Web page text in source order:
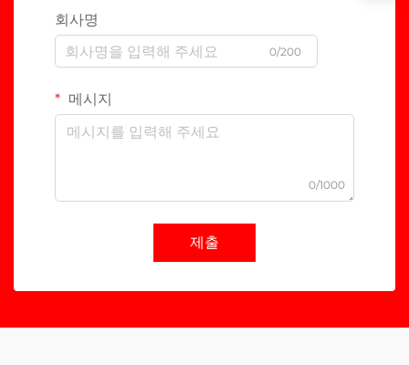
회사명
0/200
메시지
0/1000
제출